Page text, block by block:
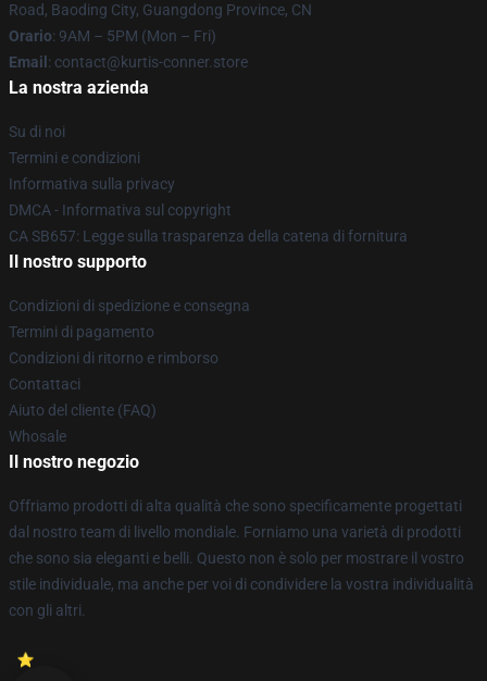
Road, Baoding City, Guangdong Province, CN
Orario: 9AM – 5PM (Mon – Fri)
Email : contact@kurtis-conner.store
La nostra azienda
Su di noi
Termini e condizioni
Informativa sulla privacy
DMCA - Informativa sul copyright
CA SB657: Legge sulla trasparenza della catena di fornitura
Il nostro supporto
Condizioni di spedizione e consegna
Termini di pagamento
Condizioni di ritorno e rimborso
Contattaci
Aiuto del cliente (FAQ)
Whosale
Il nostro negozio
Offriamo prodotti di alta qualità che sono specificamente progettati
dal nostro team di livello mondiale. Forniamo una varietà di prodotti
che sono sia eleganti e belli. Questo non è solo per mostrare il vostro
stile individuale, ma anche per voi di condividere la vostra individualità
con gli altri.